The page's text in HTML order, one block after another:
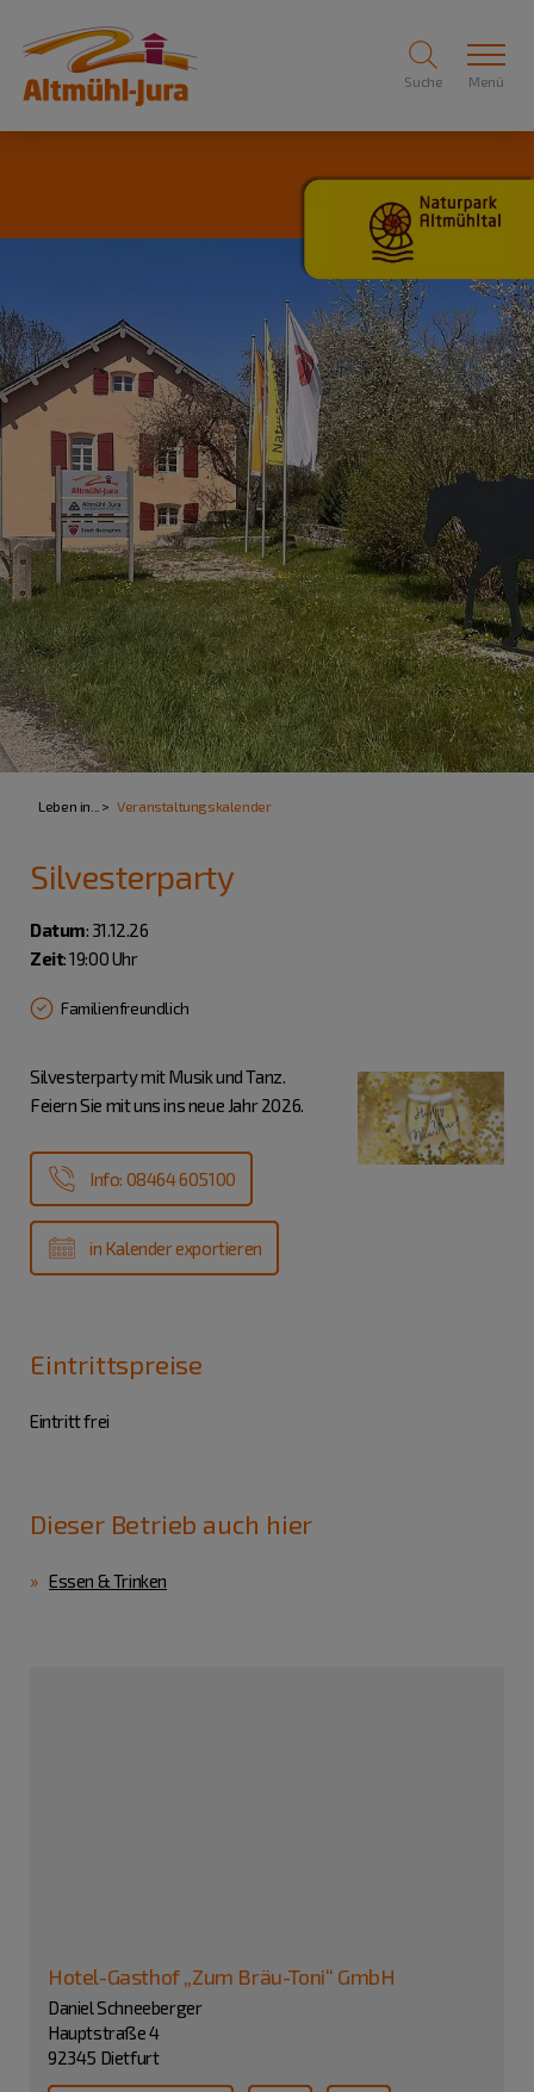
Suche Menü
Leben in... Veranstaltungskalender
Silvesterparty
Datum: 31.12.26
Zeit: 19:00 Uhr
Familienfreundlich
Silvesterparty mit Musik und Tanz.
Feiern Sie mit uns ins neue Jahr 2026.
Info: 08464 605100
in Kalender exportieren
Eintrittspreise
Eintritt frei
Dieser Betrieb auch hier
Essen & Trinken
Hotel-Gasthof „Zum Bräu-Toni“ GmbH
Daniel Schneeberger
Hauptstraße 4
92345 Dietfurt